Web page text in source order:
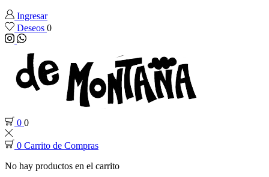
Ingresar
Deseos 0
Instagram
Whatsapp
0 0
0 Carrito de Compras
No hay productos en el carrito